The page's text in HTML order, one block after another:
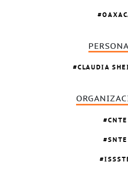
CLAUDIA
CNTE
SNTE